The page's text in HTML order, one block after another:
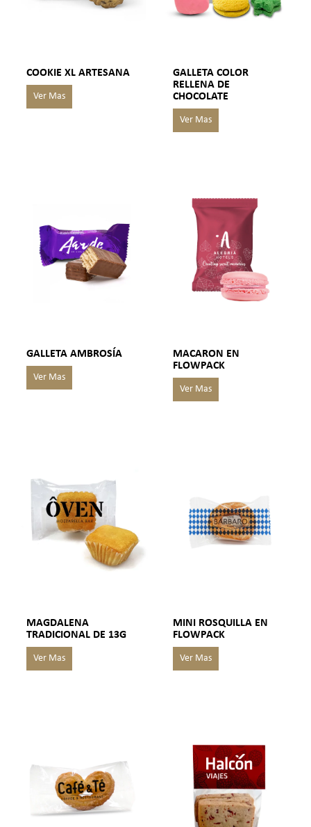
COOKIE XL ARTESANA
GALLETA COLOR
RELLENA DE
CHOCOLATE
GALLETA AMBROSÍA
MACARON EN
FLOWPACK
MAGDALENA
TRADICIONAL DE 13G
MINI ROSQUILLA EN
FLOWPACK